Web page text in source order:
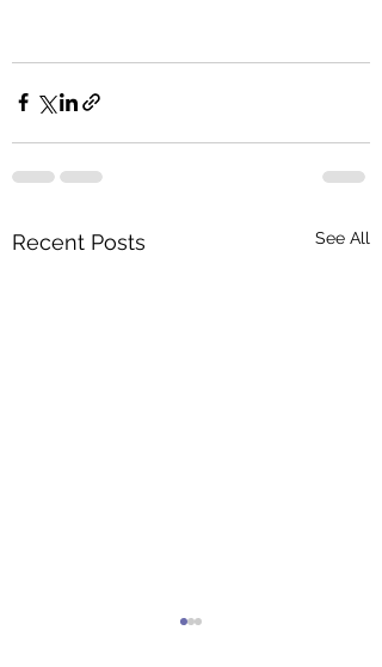
Recent Posts See All